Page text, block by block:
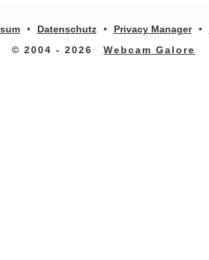
• Datenschutz • Privacy Manager •
© 2004 - 2026
Webcam Galore